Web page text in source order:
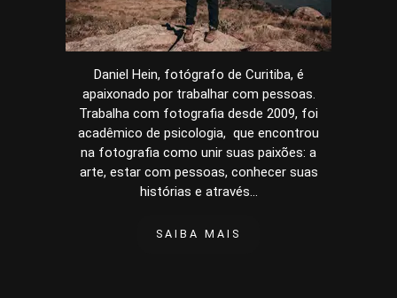
Daniel Hein, fotógrafo de Curitiba, é
apaixonado por trabalhar com pessoas.
Trabalha com fotografia desde 2009, foi
acadêmico de psicologia, que encontrou
na fotografia como unir suas paixões: a
arte, estar com pessoas, conhecer suas
histórias e através...
SAIBA MAIS